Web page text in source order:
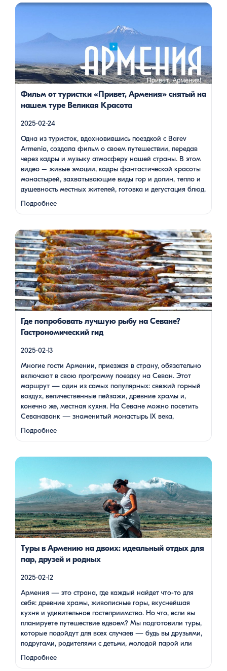
Одна из туристок, вдохновившись поездкой с Barev Armenia,
музыку атмосферу нашей страны. В этом видео – живые
эмоции, кадры фантастической красоты монастырей,
захватывающие виды гор и долин, тепло и душевность
местных жителей, готовка и дегустация блюд. Путешествие
под завораживающие мелодии дудука Дживана Гаспаряна
стало настоящим погружением […]
Фильм от туристки «Привет, Армения» снятый на
нашем туре Великая Красота
2025-02-24
Одна из туристок, вдохновившись поездкой с Barev
Armenia, создала фильм о своем путешествии, передав
через кадры и музыку атмосферу нашей страны. В этом
видео – живые эмоции, кадры фантастической красоты
монастырей, захватывающие виды гор и долин, тепло и
душевность местных жителей, готовка и дегустация блюд.
Путешествие под завораживающие мелодии дудука
Дживана Гаспаряна стало настоящим погружением …
Подробнее
Многие гости Армении, приезжая в страну, обязательно
включают в свою программу поездку на Севан. Этот
маршрут — один из самых популярных: свежий горный
воздух, величественные пейзажи, древние храмы и, конечно
же, местная кухня. На Севане можно посетить Севанаванк
— знаменитый монастырь IX века, расположенный на
полуострове, а также Айраванк, который менее известен, но
не менее […]
Где попробовать лучшую рыбу на Севане?
Гастрономический гид
2025-02-13
Многие гости Армении, приезжая в страну, обязательно
включают в свою программу поездку на Севан. Этот
маршрут — один из самых популярных: свежий горный
воздух, величественные пейзажи, древние храмы и,
конечно же, местная кухня. На Севане можно посетить
Севанаванк — знаменитый монастырь IX века,
расположенный на полуострове, а также Айраванк,
который менее известен, но не менее …
Подробнее
Армения — это страна, где каждый найдет что-то для себя:
удивительное гостеприимство. Но что, если вы планируете
путешествие вдвоем? Мы подготовили туры, которые
подойдут для всех случаев — будь вы друзьями, подругами,
родителями с детьми, молодой парой или супругами в
возрасте. Какой тур выбрать для путешествия вдвоем? 1. […]
Туры в Армению на двоих: идеальный отдых для
пар, друзей и родных
2025-02-12
Армения — это страна, где каждый найдет что-то для
себя: древние храмы, живописные горы, вкуснейшая
кухня и удивительное гостеприимство. Но что, если вы
планируете путешествие вдвоем? Мы подготовили туры,
которые подойдут для всех случаев — будь вы друзьями,
подругами, родителями с детьми, молодой парой или
супругами в возрасте. Какой тур выбрать для
путешествия вдвоем? 1. …
Подробнее